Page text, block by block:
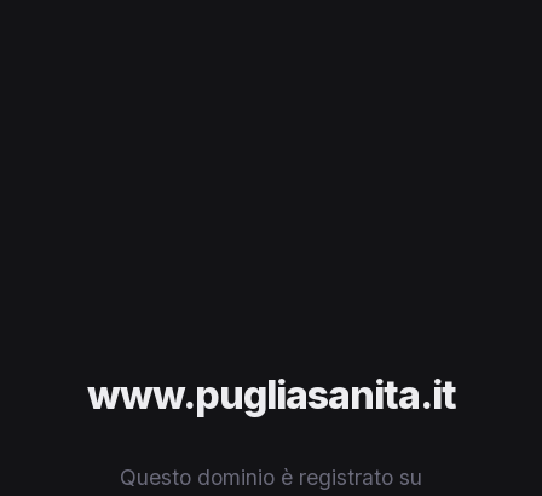
www.pugliasanita.it
Questo dominio è registrato su